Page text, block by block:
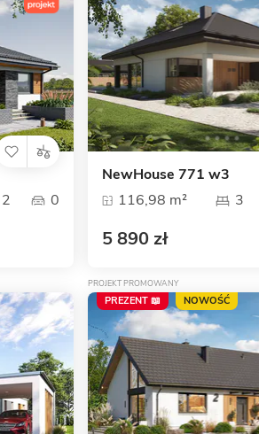
2 0
NewHouse 771 w3
116,98 m²
3
5 890 zł
PROJEKT PROMOWANY
PREZENT 📖 NOWOŚĆ